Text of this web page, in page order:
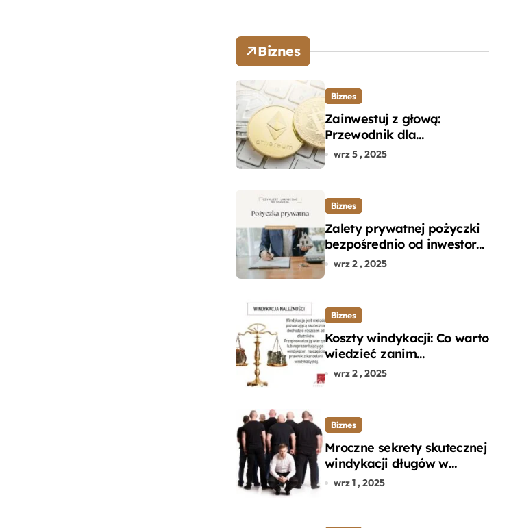
Biznes
Biznes
Zainwestuj z głową:
Przewodnik dla
początkujących w zakupie
wrz 5 , 2025
Biznes
Zalety prywatnej pożyczki
bezpośrednio od inwestora
– dlaczego warto?
wrz 2 , 2025
Biznes
Koszty windykacji: Co warto
wiedzieć zanim
zdecydujesz się na
wrz 2 , 2025
Biznes
Mroczne sekrety skutecznej
windykacji długów w
departamencie windykacji
wrz 1 , 2025